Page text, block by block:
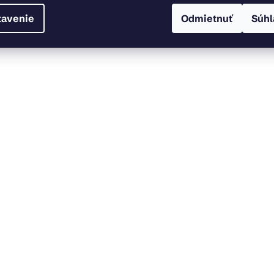
Odmietnuť